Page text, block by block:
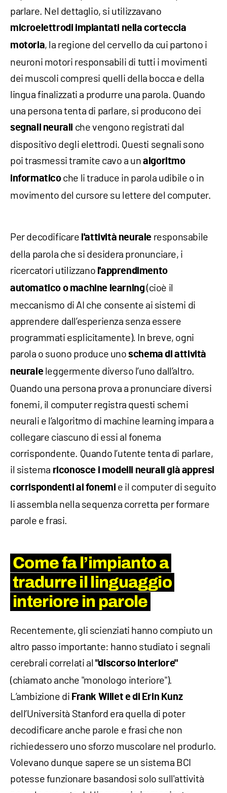
parlare. Nel dettaglio, si utilizzavano
microelettrodi impiantati nella corteccia
motoria, la regione del cervello da cui partono i
neuroni motori responsabili di tutti i movimenti
dei muscoli compresi quelli della bocca e della
lingua finalizzati a produrre una parola. Quando
una persona tenta di parlare, si producono dei
segnali neurali che vengono registrati dal
dispositivo degli elettrodi. Questi segnali sono
poi trasmessi tramite cavo a un algoritmo
informaticoche li traduce in parola udibile o in
movimento del cursore su lettere del computer.
Per decodificare l'attività neurale responsabile
della parola che si desidera pronunciare, i
ricercatori utilizzano l'apprendimento
automatico o machine learning(cioè il
meccanismo di AI che consente ai sistemi di
apprendere dall’esperienza senza essere
programmati esplicitamente). In breve, ogni
parola o suono produce unoschema di attività
neuraleleggermente diverso l’uno dall’altro.
Quando una persona prova a pronunciare diversi
fonemi, il computer registra questi schemi
neurali e l’algoritmo di machine learning impara a
collegare ciascuno di essi al fonema
corrispondente. Quando l’utente tenta di parlare,
il sistema riconosce i modelli neurali già appresi
corrispondenti ai fonemi e il computer di seguito
li assembla nella sequenza corretta per formare
parole e frasi.
Come fa l’impianto a
tradurre il linguaggio
interiore in parole
Recentemente, gli scienziati hanno compiuto un
altro passo importante: hanno studiato i segnali
cerebrali correlati al "discorso interiore"
(chiamato anche "monologo interiore").
L’ambizione di Frank Willet e di Erin Kunz
dell’Università Stanford era quella di poter
decodificare anche parole e frasi che non
richiedessero uno sforzo muscolare nel produrlo.
Volevano dunque sapere se un sistema BCI
potesse funzionare basandosi solo sull'attività